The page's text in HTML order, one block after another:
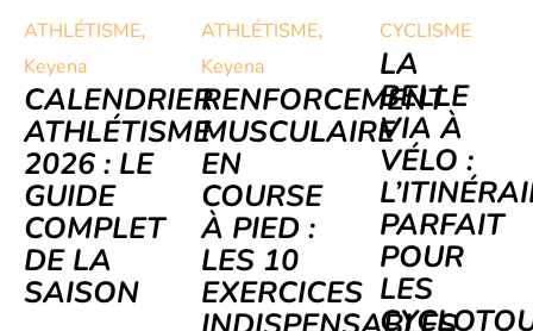
ATHLÉTISME,
Keyena
CALENDRIER
ATHLÉTISME
2026 : LE
GUIDE
COMPLET
DE LA
SAISON
ATHLÉTISME,
Keyena
RENFORCEMENT
MUSCULAIRE
EN
COURSE
À PIED :
LES 10
EXERCICES
CYCLISME
LA
BELLE
VIA À
VÉLO :
PARFAIT
POUR
LES